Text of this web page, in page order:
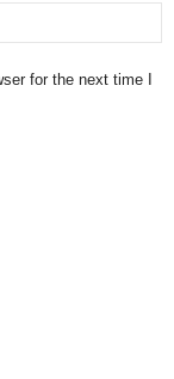
for the next time I